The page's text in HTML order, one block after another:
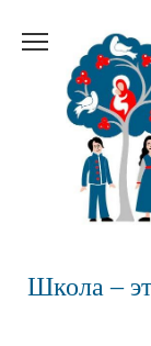
содержанию
Школа –